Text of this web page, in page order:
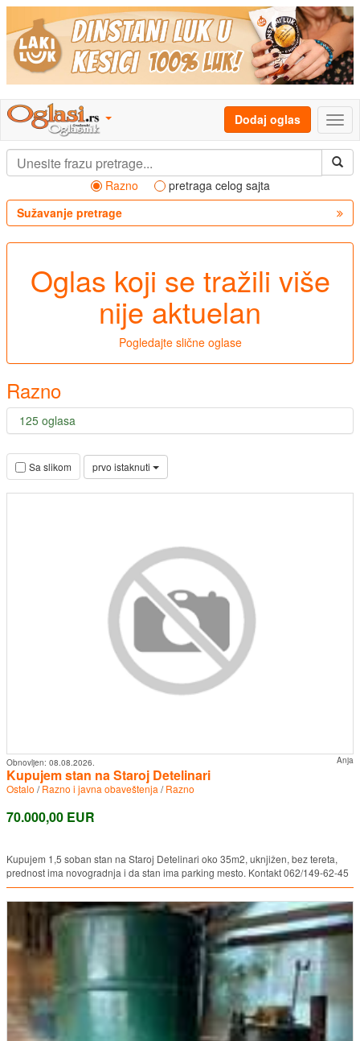
Dodaj oglas
Razno
pretraga celog sajta
Sužavanje pretrage
Oglas koji se tražili više
nije aktuelan
Pogledajte slične oglase
Razno
125 oglasa
Sa slikom prvo istaknuti
Anja
Obnovljen: 08.08.2026.
Kupujem stan na Staroj Detelinari
Ostalo /Razno i javna obaveštenja /Razno
70.000,00 EUR
Kupujem 1,5 soban stan na Staroj Detelinari oko 35m2, uknjižen, bez tereta,
prednost ima novogradnja i da stan ima parking mesto. Kontakt 062/149-62-45